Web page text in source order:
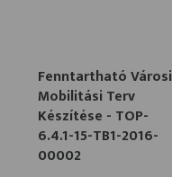
Fenntartható Városi
Mobilitási Terv
Készítése - TOP-
6.4.1-15-TB1-2016-
00002